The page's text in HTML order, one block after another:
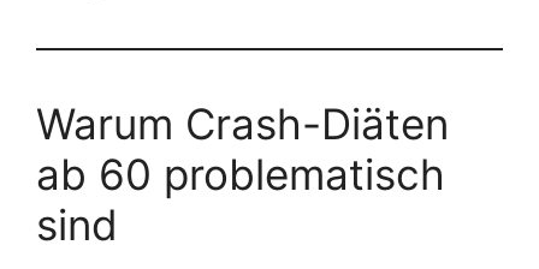
Warum Crash-Diäten
ab 60 problematisch
sind